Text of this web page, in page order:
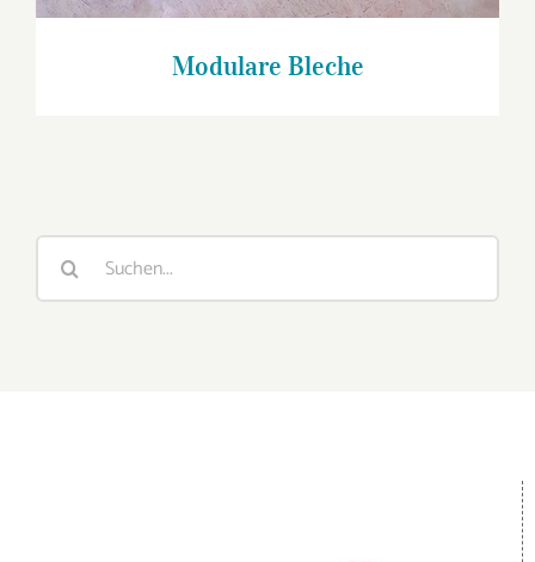
Modulare Bleche
Suche
nach: